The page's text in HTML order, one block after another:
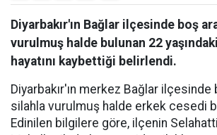
Diyarbakır'ın Bağlar ilçesinde boş
vurulmuş halde bulunan 22
hayatını kaybettiği belirlendi.
Diyarbakır'ın merkez Bağlar ilçesinde
silahla vurulmuş halde erkek cesedi
Edinilen bilgilere göre, ilçenin